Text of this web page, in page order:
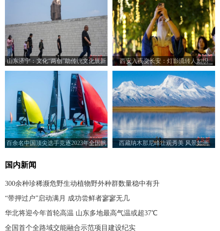
山东济宁：文化“两创”助传统文化展新
颜
西安入夜变长安：灯影流转人如织
百余名中国顶尖选手竞逐2023年全国帆
西藏纳木那尼峰壮观秀美 风景如画
国内新闻
300余种珍稀濒危野生动植物野外种群数量稳中有升
“带押过户”启动满月 成功尝鲜者寥寥无几
华北将迎今年首轮高温 山东多地最高气温或超37℃
全国首个全路域交能融合示范项目建设纪实